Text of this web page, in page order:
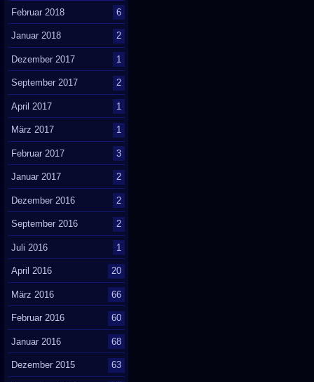
Februar 2018 6
Januar 2018 2
Dezember 2017 1
September 2017 2
April 2017 1
März 2017 1
Februar 2017 3
Januar 2017 2
Dezember 2016 2
September 2016 2
Juli 2016 1
April 2016 20
März 2016 66
Februar 2016 60
Januar 2016 68
Dezember 2015 63